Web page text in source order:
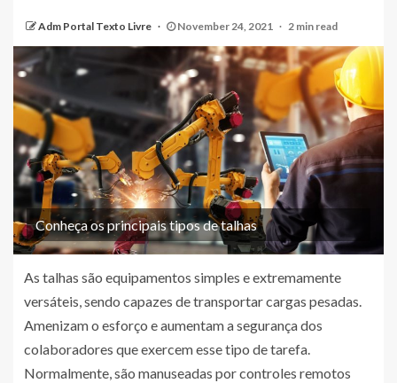
Adm Portal Texto Livre November 24, 2021 2 min read
Conheça os principais tipos de talhas
As talhas são equipamentos simples e extremamente
versáteis, sendo capazes de transportar cargas pesadas.
Amenizam o esforço e aumentam a segurança dos
colaboradores que exercem esse tipo de tarefa.
Normalmente, são manuseadas por controles remotos